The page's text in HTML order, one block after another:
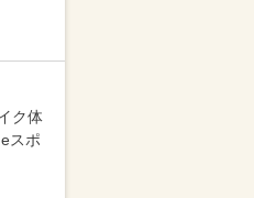
ク体
スポ